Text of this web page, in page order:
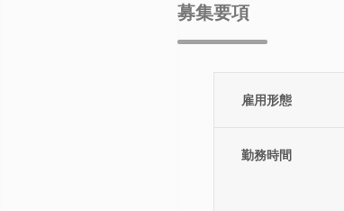
募集要項
雇用形態
勤務時間